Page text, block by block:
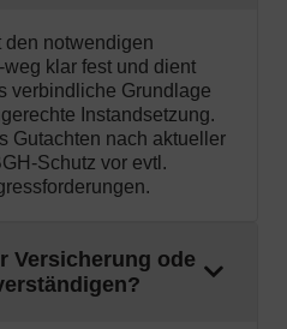
den notwendigen
klar fest und dient
verbindliche Grundlage
Instandsetzung.
Gutachten nach aktueller
Schutz vor evtl.
Versicherung ode